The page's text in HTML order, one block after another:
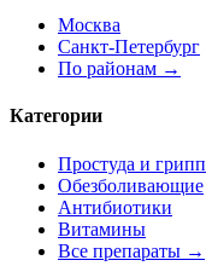
Москва
Санкт-Петербург
По районам →
Категории
Простуда и грипп
Обезболивающие
Антибиотики
Витамины
Все препараты →